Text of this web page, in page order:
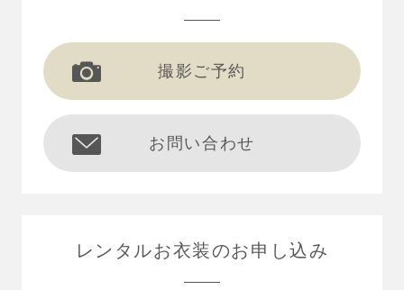
撮影ご予約
お問い合わせ
レンタルお衣装のお申し込み